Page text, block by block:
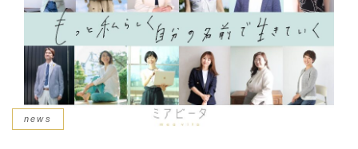
news